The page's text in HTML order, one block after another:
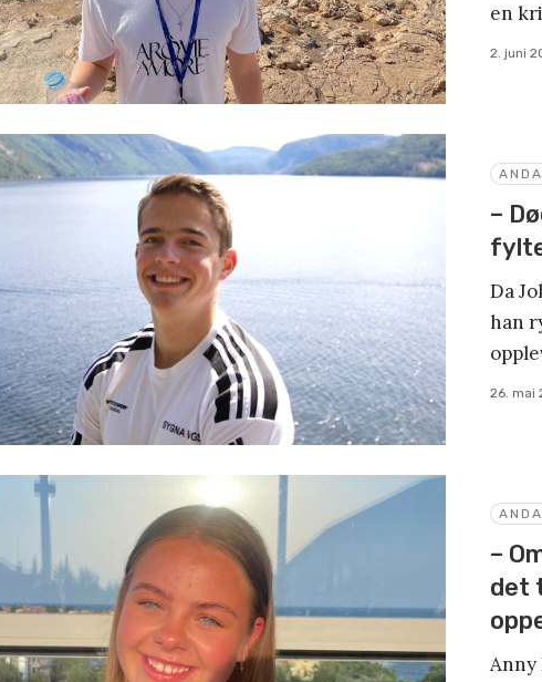
en
2. juni
–
Da
han
26. mai
–
det
Anny